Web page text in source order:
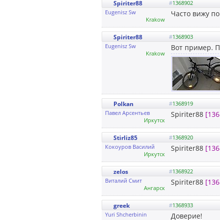
Spiriter88 #1368902
Eugenisz Sw
Krakow
Часто вижу
Spiriter88 #1368903
Eugenisz Sw
Krakow
Вот пример.
Polkan #1368919
Павел Арсентьев
Иркутск
Spiriter88
Stirliz85 #1368920
Кокоуров Василий
Иркутск
Spiriter88
zelos #1368922
Виталий Смит
Ангарск
Spiriter88
greek #1368933
Yuri Shcherbinin
Доверие!